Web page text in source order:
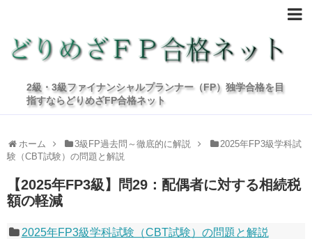
2級・3級ファイナンシャルプランナー（FP）独学合格を目
指すならどりめざFP合格ネット
ホーム 3級FP過去問～徹底的に解説
2025年FP3級学科試
験（CBT試験）の問題と解説
【2025年FP3級】問29：配偶者に対する相続税
額の軽減
2025年FP3級学科試験（CBT試験）の問題と解説